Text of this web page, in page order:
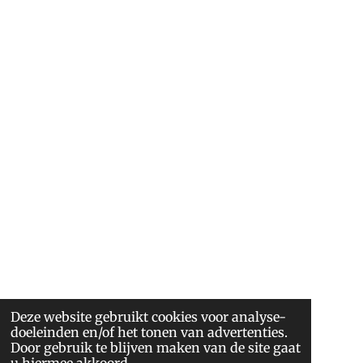
Deze website gebruikt cookies voor analyse-
doeleinden en/of het tonen van advertenties.
Door gebruik te blijven maken van de site gaat